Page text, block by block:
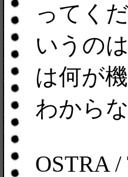
ってく
いうの
は何が
わから
OSTRA /